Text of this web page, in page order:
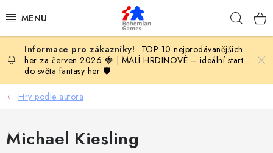
na
KOMPLETNÍ NABÍDKA HER
PODLE VĚKU
BLOG
TOP 10 nejprodávanějších
her za červen 2026 🍓
MALÍ HRDINOVÉ – ideální start
do světa fantasy her 🛡️
Hry podle autora
Michael Kiesling